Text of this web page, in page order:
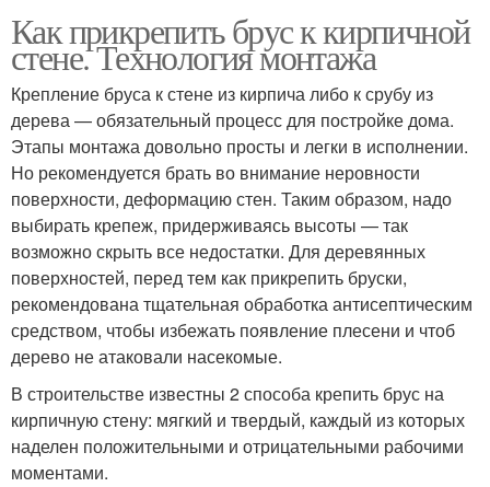
Как прикрепить брус к кирпичной
стене. Технология монтажа
Крепление бруса к стене из кирпича либо к срубу из
дерева — обязательный процесс для постройке дома.
Этапы монтажа довольно просты и легки в исполнении.
Но рекомендуется брать во внимание неровности
поверхности, деформацию стен. Таким образом, надо
выбирать крепеж, придерживаясь высоты — так
возможно скрыть все недостатки. Для деревянных
поверхностей, перед тем как прикрепить бруски,
рекомендована тщательная обработка антисептическим
средством, чтобы избежать появление плесени и чтоб
дерево не атаковали насекомые.
В строительстве известны 2 способа крепить брус на
кирпичную стену: мягкий и твердый, каждый из которых
наделен положительными и отрицательными рабочими
моментами.